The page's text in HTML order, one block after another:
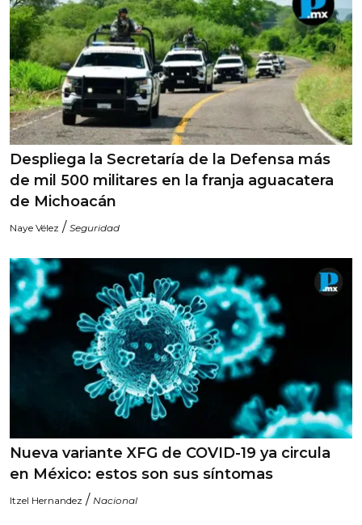
Despliega la Secretaría de la Defensa más
de mil 500 militares en la franja aguacatera
de Michoacán
Naye Vélez / Seguridad
Nueva variante XFG de COVID-19 ya circula
en México: estos son sus síntomas
Itzel Hernandez / Nacional